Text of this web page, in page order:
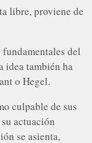
libre, proviene de
del
idea también ha
o Hegel.
culpable de sus
actuación
se asienta,